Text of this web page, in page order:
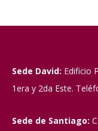
Sede David: Edificio
1era y 2da Este.
Sede de Santiago: